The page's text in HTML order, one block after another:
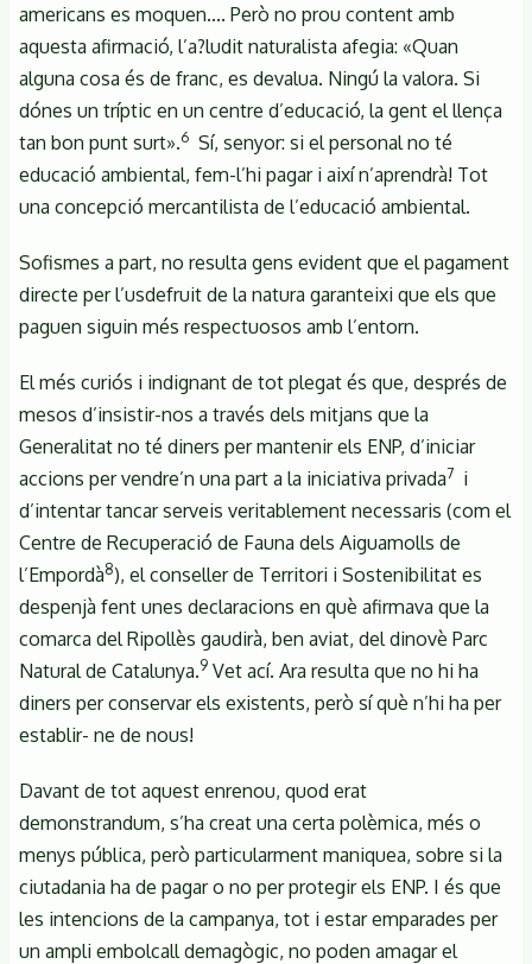
americans es moquen.... Però no prou content amb
aquesta afirmació, l’a?ludit naturalista afegia: «Quan
alguna cosa és de franc, es devalua. Ningú la valora. Si
dónes un tríptic en un centre d’educació, la gent el llença
tan bon punt surt».6 Sí, senyor: si el personal no té
educació ambiental, fem-l’hi pagar i així n’aprendrà! Tot
una concepció mercantilista de l’educació ambiental.
Sofismes a part, no resulta gens evident que el pagament
directe per l’usdefruit de la natura garanteixi que els que
paguen siguin més respectuosos amb l’entorn.
El més curiós i indignant de tot plegat és que, després de
mesos d’insistir-nos a través dels mitjans que la
Generalitat no té diners per mantenir els ENP, d’iniciar
accions per vendre’n una part a la iniciativa privada7 i
d’intentar tancar serveis veritablement necessaris (com el
Centre de Recuperació de Fauna dels Aiguamolls de
l’Empordà8), el conseller de Territori i Sostenibilitat es
despenjà fent unes declaracions en què afirmava que la
comarca del Ripollès gaudirà, ben aviat, del dinovè Parc
Natural de Catalunya.9 Vet ací. Ara resulta que no hi ha
diners per conservar els existents, però sí què n’hi ha per
establir- ne de nous!
Davant de tot aquest enrenou, quod erat
demonstrandum, s’ha creat una certa polèmica, més o
menys pública, però particularment maniquea, sobre si la
ciutadania ha de pagar o no per protegir els ENP. I és que
les intencions de la campanya, tot i estar emparades per
un ampli embolcall demagògic, no poden amagar el